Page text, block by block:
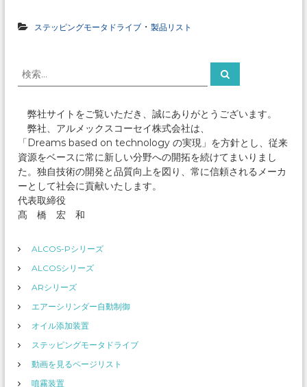
ステッピングモータドライブ ・製品リスト
検
索
検
索
弊社サイトをご覧いただき、誠にありがとうございます。
弊社、アルメックスコーセイ株式会社は、
「Dreams based on technology の実現」を方針とし、従来
資源をベースに常に新しい分野への開拓を続けてまいりまし
た。独自技術の開発と品質向上を図り、常に信頼されるメーカ
ーとして社会に貢献いたします。
代表取締役
髙 橋 宏 和
ALCOS-Pシリーズ
ALCOSシリーズ
ARシリーズ
エアーシリンダー自動制御
オイル添加装置
ステッピングモータドライブ
動画を見るページリスト
噴霧装置